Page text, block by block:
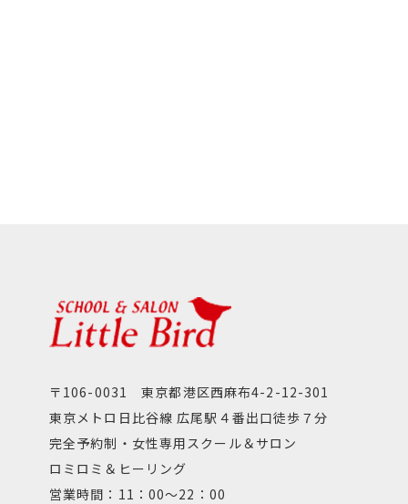
〒106-0031 東京都港区西麻布4-2-12-301
東京メトロ日比谷線 広尾駅４番出口徒歩７分
完全予約制・女性専用スクール＆サロン
ロミロミ＆ヒーリング
営業時間：11：00～22：00